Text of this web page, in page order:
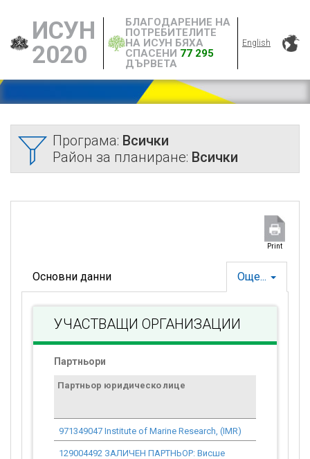
ИСУН
2020
БЛАГОДАРЕНИЕ НА
ПОТРЕБИТЕЛИТЕ
НА ИСУН БЯХА
СПАСЕНИ 77 295
ДЪРВЕТА
English
Програма: Всички
Район за планиране: Всички
Print
Още...
Основни данни
УЧАСТВАЩИ ОРГАНИЗАЦИИ
Партньори
Партньор юридическо лице
971349047 Institute of Marine Research, (IMR)
129004492 ЗАЛИЧЕН ПАРТНЬОР: Висше